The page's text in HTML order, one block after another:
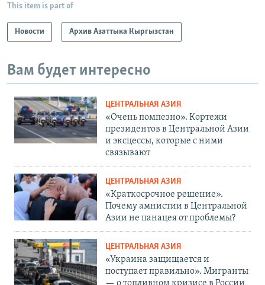
This item is part of
Новости Архив Азаттыка Кыргызстан
Вам будет интересно
ЦЕНТРАЛЬНАЯ АЗИЯ
«Очень помпезно». Кортежи
президентов в Центральной Азии
и эксцессы, которые с ними
связывают
ЦЕНТРАЛЬНАЯ АЗИЯ
«Краткосрочное решение».
Почему амнистии в Центральной
Азии не панацея от проблемы?
ЦЕНТРАЛЬНАЯ АЗИЯ
«Украина защищается и
поступает правильно». Мигранты